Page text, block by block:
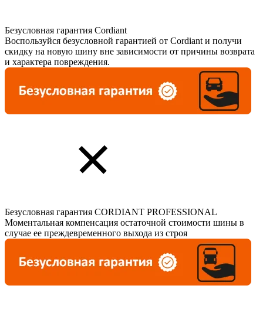
Безусловная гарантия Cordiant
Воспользуйся безусловной гарантией от Cordiant и получи
скидку на новую шину вне зависимости от причины возврата
и характера повреждения.
Безусловная гарантия CORDIANT PROFESSIONAL
Моментальная компенсация остаточной стоимости шины в
случае ее преждевременного выхода из строя